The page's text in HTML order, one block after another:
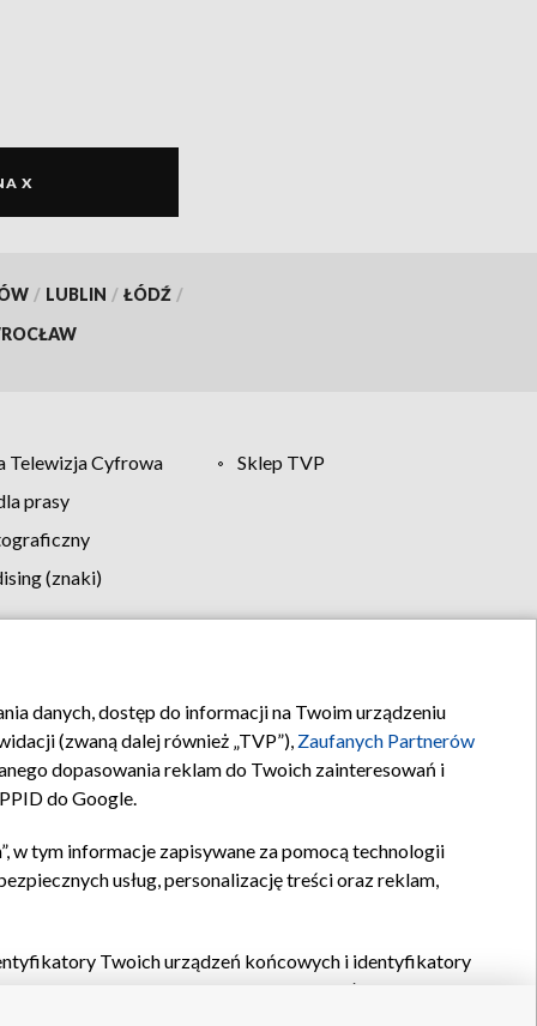
X
/ LUBLIN / ŁÓDŹ /
Telewizja Cyfrowa
Sklep TVP
prasy
(znaki)
Kontakt
danych, dostęp do informacji na Twoim urządzeniu
(zwaną dalej również „TVP”), Zaufanych Partnerów
dopasowania reklam do Twoich zainteresowań i
do Google.
w tym informacje zapisywane za pomocą technologii
usług, personalizację treści oraz reklam,
Twoich urządzeń końcowych i identyfikatory
oraz pozostałych